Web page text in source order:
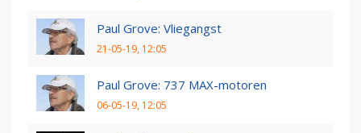
Paul Grove: Vliegangst
21-05-19, 12:05
Paul Grove: 737 MAX-motoren
06-05-19, 12:05